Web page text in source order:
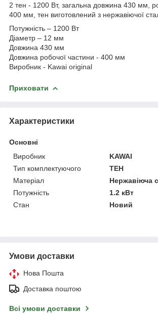
2 тен - 1200 Вт, загальна довжина 430 мм,
400 мм, тен виготовлений з нержавіючої
Потужність – 1200 Вт
Діаметр – 12 мм
Довжина 430 мм
Довжина робочої частини - 400 мм
Виробник - Kawai original
Приховати
Характеристики
Основні
Виробник
KAWAI
Тип комплектуючого
ТЕН
Матеріал
Нержавіюча
Потужність
1.2 кВт
Стан
Новий
Умови доставки
Нова Пошта
Доставка поштою
Всі умови доставки